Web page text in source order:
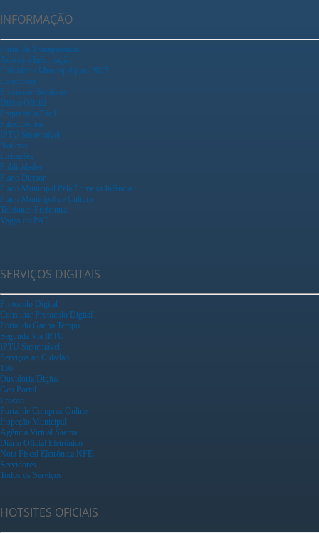
INFORMAÇÃO
Portal da Transparência
Acesso a Informação
Calendário Municipal para 2025
Concursos
Processos Seletivos
Diário Oficial
Empreenda Fácil
Falecimentos
IPTU Sustentável
Notícias
Licitações
Publicidades
Plano Diretor
Plano Municipal Pela Primeira Infância
Plano Municipal de Cultura
Telefones Prefeitura
Vagas do PAT
SERVIÇOS DIGITAIS
Protocolo Digital
Consultar Protocolo Digital
Portal do Ganha Tempo
Segunda Via IPTU
IPTU Sustentável
Serviços ao Cidadão
156
Ouvidoria Digital
Geo Portal
Procon
Portal de Compras Online
Inspeção Municipal
Agência Virtual Saema
Diário Oficial Eletrônico
Nota Fiscal Eletrônica NFE
Servidores
Todos os Serviços
HOTSITES OFICIAIS